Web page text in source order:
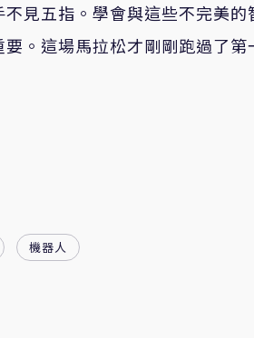
見五指。學會與這些不完美的
。這場馬拉松才剛剛跑過了第
機器人